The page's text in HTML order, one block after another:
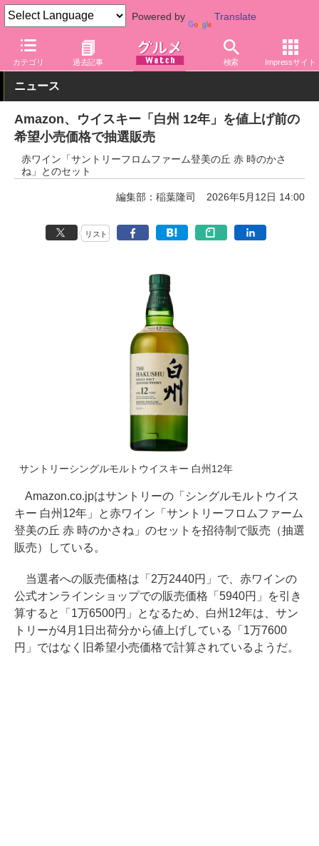
Powered by Translate
カテゴリ 過去記事 検索 Impressサイト
グルメ Watch アルコール ウイスキー
ニュース
Amazon、ウイスキー「白州 12年」を値上げ前の
希望小売価格で抽選販売
赤ワイン「サントリーフロムファーム登美の丘 赤 時のかさ
ね」とのセット
編集部：稲葉隆司 2026年5月12日 14:00
リスト
サントリーシングルモルトウイスキー 白州12年
Amazon.co.jpはサントリーの「シングルモルトウイス
キー 白州12年」と赤ワイン「サントリーフロムファーム
登美の丘 赤 時のかさね」のセットを招待制で販売（抽選
販売）している。
当選者への販売価格は「2万2440円」で、赤ワインの
公式オンラインショップでの販売価格「5940円」を引き
算すると「1万6500円」となるため、白州12年は、サン
トリーが4月1日出荷分から値上げしている「1万7600
円」ではなく旧希望小売価格で計算されているようだ。